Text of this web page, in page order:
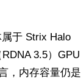
于 Strix Halo
3.5）GPU
，内存容量仍是